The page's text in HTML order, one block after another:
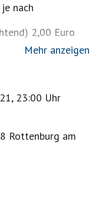
nach
2,00 Euro
bitte ich nur um
Mehr anzeigen
23:00 Uhr
Rottenburg am